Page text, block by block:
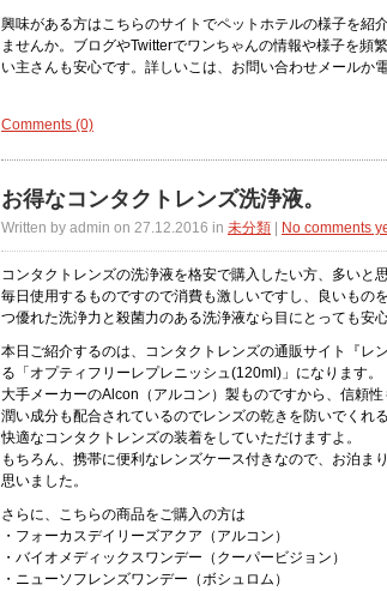
興味がある方はこちらのサイトでペットホテルの様子を紹
ませんか。ブログやTwitterでワンちゃんの情報や様子を頻
い主さんも安心です。詳しいこは、お問い合わせメールか
Comments (0)
お得なコンタクトレンズ洗浄液。
Written by admin on 27.12.2016 in 未分類 No comments
コンタクトレンズの洗浄液を格安で購入したい方、多いと
毎日使用するものですので消費も激しいですし、良いもの
つ優れた洗浄力と殺菌力のある洗浄液なら目にとっても安心
本日ご紹介するのは、コンタクトレンズの通販サイト『レ
る「オプティフリーレプレニッシュ(120ml)」になります。
大手メーカーのAlcon（アルコン）製ものですから、信頼性
潤い成分も配合されているのでレンズの乾きを防いでくれる
快適なコンタクトレンズの装着をしていただけますよ。
もちろん、携帯に便利なレンズケース付きなので、お泊ま
思いました。
さらに、こちらの商品をご購入の方は
・フォーカスデイリーズアクア（アルコン）
・バイオメディックスワンデー（クーパービジョン）
・ニューソフレンズワンデー（ボシュロム）